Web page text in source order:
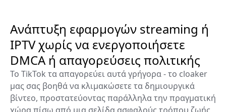
Ανάπτυξη εφαρμογών streaming ή
IPTV χωρίς να ενεργοποιήσετε
DMCA ή απαγορεύσεις πολιτικής
Το TikTok τα απαγορεύει αυτά γρήγορα - το cloaker
μας σας βοηθά να κλιμακώσετε τα δημιουργικά
βίντεο, προστατεύοντας παράλληλα την πραγματική